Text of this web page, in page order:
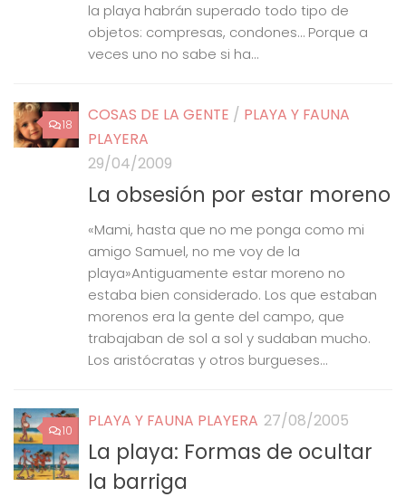
la playa habrán superado todo tipo de
objetos: compresas, condones… Porque a
veces uno no sabe si ha...
18 COSAS DE LA GENTE / PLAYA Y FAUNA
PLAYERA
29/04/2009
La obsesión por estar moreno
«Mami, hasta que no me ponga como mi
amigo Samuel, no me voy de la
playa»Antiguamente estar moreno no
estaba bien considerado. Los que estaban
morenos era la gente del campo, que
trabajaban de sol a sol y sudaban mucho.
Los aristócratas y otros burgueses...
10 PLAYA Y FAUNA PLAYERA 27/08/2005
La playa: Formas de ocultar
la barriga